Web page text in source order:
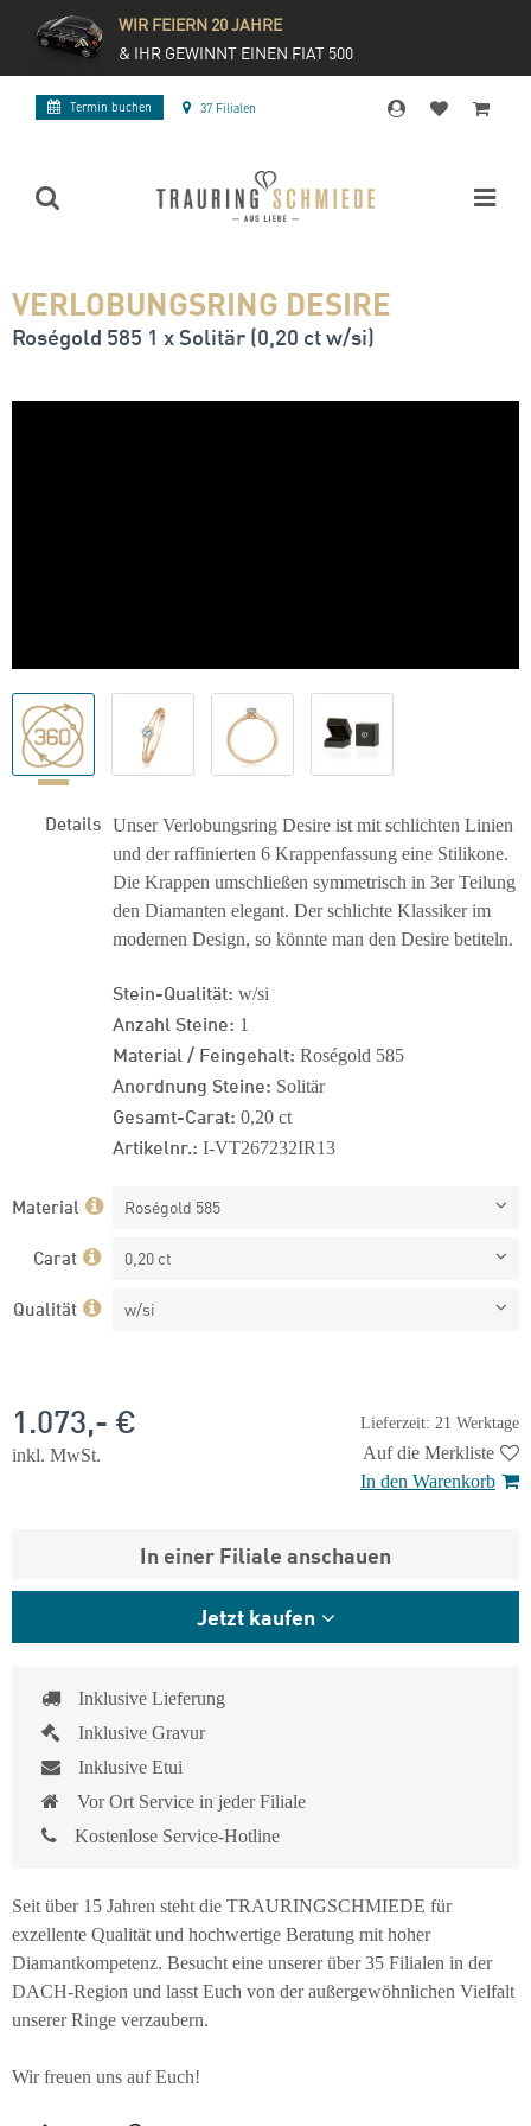
WIR FEIERN 20 JAHRE
& IHR GEWINNT EINEN FIAT 500
Termin buchen 37 Filialen
VERLOBUNGSRING DESIRE
Roségold 585 1 x Solitär (0,20 ct w/si)
Details Unser Verlobungsring Desire ist mit schlichten Linien
und der raffinierten 6 Krappenfassung eine Stilikone.
Die Krappen umschließen symmetrisch in 3er Teilung
den Diamanten elegant. Der schlichte Klassiker im
modernen Design, so könnte man den Desire betiteln.
Stein-Qualität: w/si
Anzahl Steine: 1
Material / Feingehalt: Roségold 585
Anordnung Steine: Solitär
Gesamt-Carat: 0,20 ct
Artikelnr.: I-VT267232IR13
Material Roségold 585
Carat 0,20 ct
Qualität w/si
Lieferzeit: 21 Werktage
1.073,- €
inkl. MwSt.
Auf die Merkliste
In den Warenkorb
In einer Filiale anschauen
Jetzt kaufen
Inklusive Lieferung
Inklusive Gravur
Inklusive Etui
Vor Ort Service in jeder Filiale
Kostenlose Service-Hotline
Seit über 15 Jahren steht die TRAURINGSCHMIEDE für
exzellente Qualität und hochwertige Beratung mit hoher
Diamantkompetenz. Besucht eine unserer über 35 Filialen in der
DACH-Region und lasst Euch von der außergewöhnlichen Vielfalt
unserer Ringe verzaubern.
Wir freuen uns auf Euch!